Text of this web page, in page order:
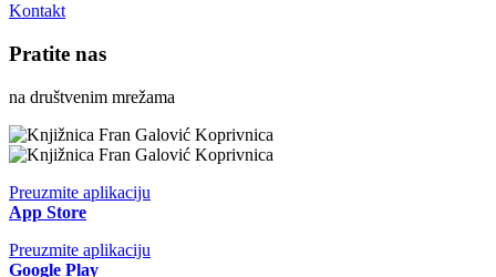
Kontakt
Pratite nas
na društvenim mrežama
Preuzmite aplikaciju
App Store
Preuzmite aplikaciju
Google Play